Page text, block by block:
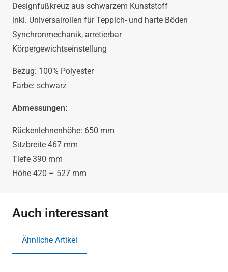
Designfußkreuz aus schwarzem Kunststoff
inkl. Universalrollen für Teppich- und harte Böden
Synchronmechanik, arretierbar
Körpergewichtseinstellung
Bezug: 100% Polyester
Farbe: schwarz
Abmessungen:
Rückenlehnenhöhe: 650 mm
Sitzbreite 467 mm
Tiefe 390 mm
Höhe 420 – 527 mm
Auch interessant
Ähnliche Artikel